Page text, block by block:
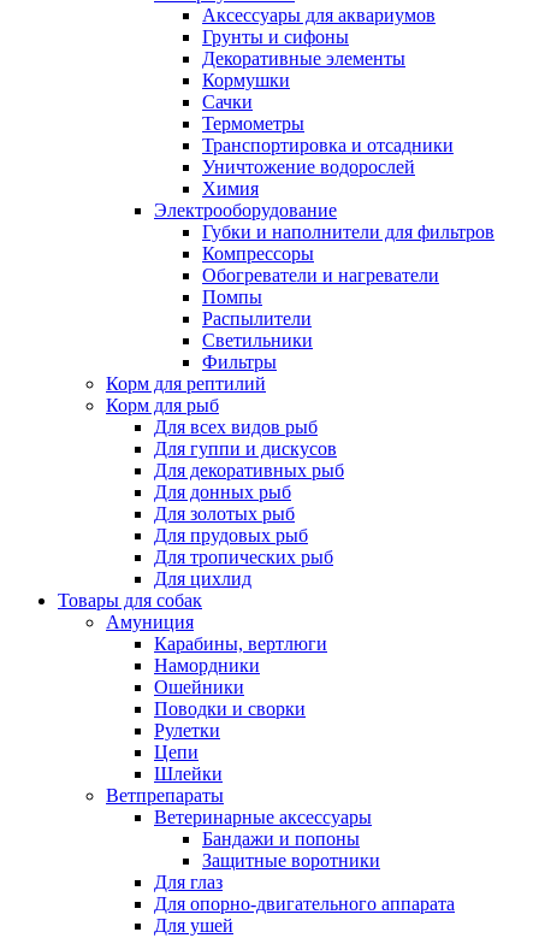
Аксессуары для аквариумов
Грунты и сифоны
Декоративные элементы
Кормушки
Сачки
Термометры
Транспортировка и отсадники
Уничтожение водорослей
Химия
Электрооборудование
Губки и наполнители для фильтров
Компрессоры
Обогреватели и нагреватели
Помпы
Распылители
Светильники
Фильтры
Корм для рептилий
Корм для рыб
Для всех видов рыб
Для гуппи и дискусов
Для декоративных рыб
Для донных рыб
Для золотых рыб
Для прудовых рыб
Для тропических рыб
Для цихлид
Товары для собак
Амуниция
Карабины, вертлюги
Намордники
Ошейники
Поводки и сворки
Рулетки
Цепи
Шлейки
Ветпрепараты
Ветеринарные аксессуары
Бандажи и попоны
Защитные воротники
Для глаз
Для опорно-двигательного аппарата
Для ушей